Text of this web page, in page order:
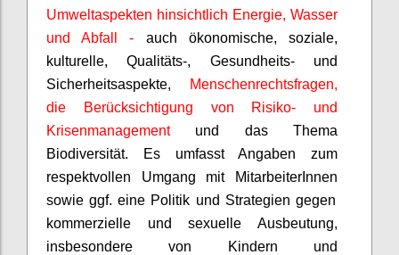
Umweltaspekten hinsichtlich Energie, Wasser
und Abfall - auch ökonomische, soziale,
kulturelle, Qualitäts-, Gesundheits- und
Sicherheitsaspekte,
Menschenrechtsfragen,
die Berücksichtigung von Risiko- und
Krisenmanagement und das Thema
Biodiversität. Es umfasst Angaben zum
respektvollen Umgang mit
MitarbeiterInnen
sowie ggf. eine Politik und Strategien gegen
kommerzielle und sexuelle Ausbeutung,
insbesondere von Kindern und